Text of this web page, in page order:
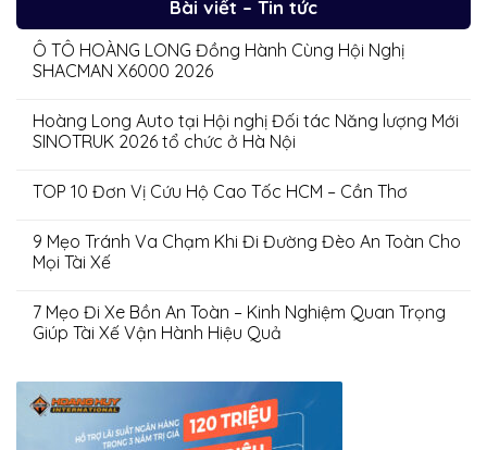
Bài viết – Tin tức
Ô TÔ HOÀNG LONG Đồng Hành Cùng Hội Nghị
SHACMAN X6000 2026
Hoàng Long Auto tại Hội nghị Đối tác Năng lượng Mới
SINOTRUK 2026 tổ chức ở Hà Nội
TOP 10 Đơn Vị Cứu Hộ Cao Tốc HCM – Cần Thơ
9 Mẹo Tránh Va Chạm Khi Đi Đường Đèo An Toàn Cho
Mọi Tài Xế
7 Mẹo Đi Xe Bồn An Toàn – Kinh Nghiệm Quan Trọng
Giúp Tài Xế Vận Hành Hiệu Quả